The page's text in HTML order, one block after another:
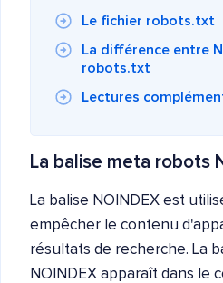
Le fichier robots.txt
La différence entre
robots.txt
Lectures
La balise meta robots
La balise NOINDEX est
empêcher le contenu
résultats de recherche. La
NOINDEX apparaît dans le